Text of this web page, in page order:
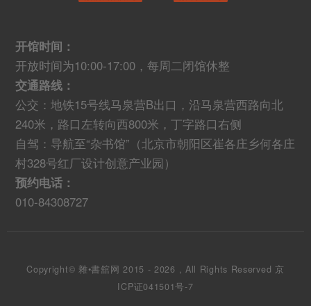
开馆时间：
开放时间为10:00-17:00，每周二闭馆休整
交通路线：
公交：地铁15号线马泉营B出口，沿马泉营西路向北
240米，路口左转向西800米，丁字路口右侧
自驾：导航至“杂书馆”（北京市朝阳区崔各庄乡何各庄
村328号红厂设计创意产业园）
预约电话：
010-84308727
Copyright© 雜•書舘网 2015 - 2026 , All Rights Reserved 京
ICP证041501号-7